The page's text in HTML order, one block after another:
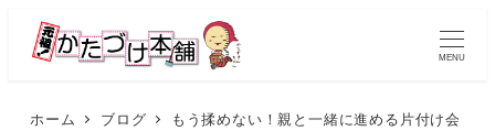
MENU
ホーム ブログ
もう揉めない！親と一緒に進める片付け会